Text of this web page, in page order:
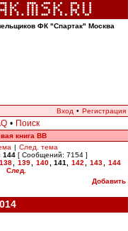
ФК "Спартак" Москва
Вход • Регистрация
• Поиск
книга ВВ
| След. тема
144 [ Сообщений: 7154 ]
138 139 140 141 142 143
144
След.
Добавить